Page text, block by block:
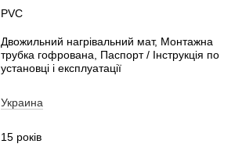
PVС
Двожильний нагрівальний мат, Монтажна
трубка гофрована, Паспорт / Інструкція по
установці і експлуатації
Украина
15 років